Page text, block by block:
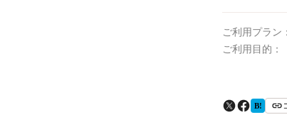
ご利用プラン：
ご利用目的：
B!